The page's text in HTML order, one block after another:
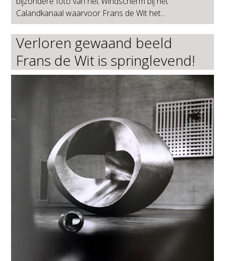
Calandkanaal waarvoor Frans de Wit het...
Verloren gewaand beeld
Frans de Wit is springlevend!